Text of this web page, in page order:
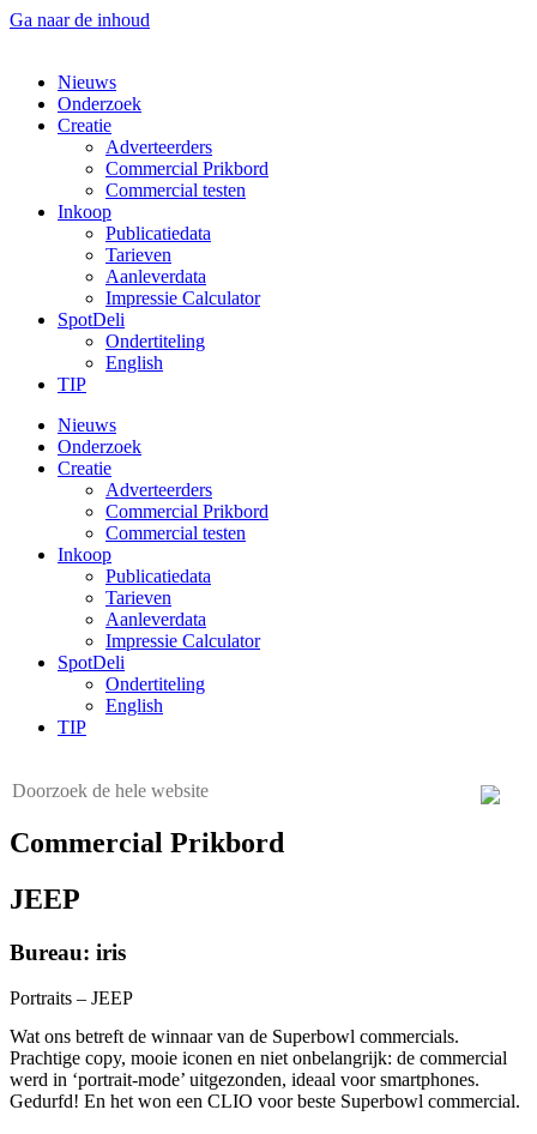
Ga naar de inhoud
Nieuws
Onderzoek
Creatie
Adverteerders
Commercial Prikbord
Commercial testen
Inkoop
Publicatiedata
Tarieven
Aanleverdata
Impressie Calculator
SpotDeli
Ondertiteling
English
TIP
Nieuws
Onderzoek
Creatie
Adverteerders
Commercial Prikbord
Commercial testen
Inkoop
Publicatiedata
Tarieven
Aanleverdata
Impressie Calculator
SpotDeli
Ondertiteling
English
TIP
Commercial Prikbord
JEEP
Bureau: iris
Portraits – JEEP
Wat ons betreft de winnaar van de Superbowl commercials.
Prachtige copy, mooie iconen en niet onbelangrijk: de commercial
werd in ‘portrait-mode’ uitgezonden, ideaal voor smartphones.
Gedurfd! En het won een CLIO voor beste Superbowl commercial.